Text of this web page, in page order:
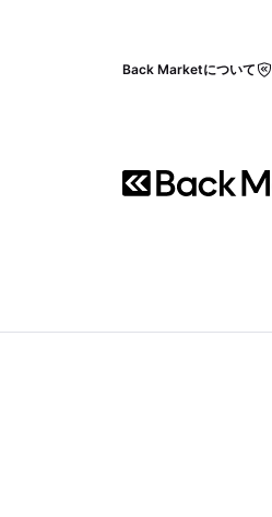
Back Marketについて